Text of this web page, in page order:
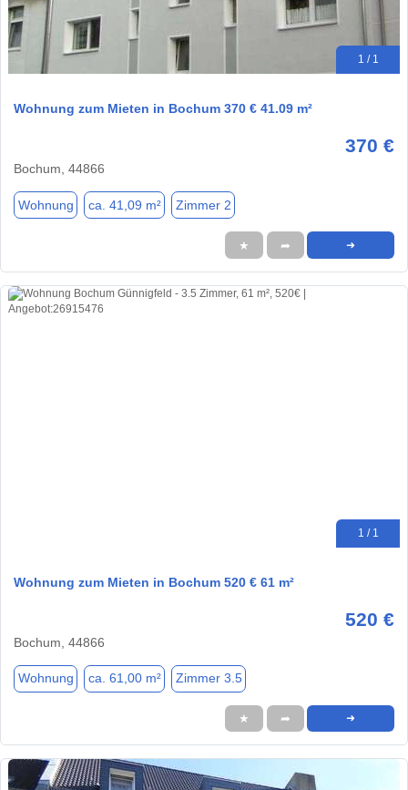
1 / 1
Wohnung zum Mieten in Bochum 370 € 41.09 m²
370 €
Bochum, 44866
Wohnung ca. 41,09 m² Zimmer 2
★ ➦ ➜
1 / 1
Wohnung zum Mieten in Bochum 520 € 61 m²
520 €
Bochum, 44866
Wohnung ca. 61,00 m² Zimmer 3.5
★ ➦ ➜